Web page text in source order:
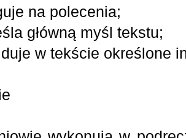
na polecenia;
główną myśl tekstu;
w tekście określone